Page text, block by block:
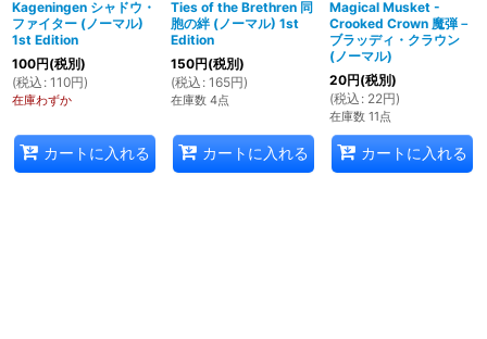
Kageningen シャドウ・
ファイター (ノーマル)
1st Edition
100円(税別)
(税込 : 110円)
在庫わずか
カートに入れる
Ties of the Brethren 同
胞の絆 (ノーマル) 1st
Edition
150円(税別)
(税込 : 165円)
在庫数 4点
カートに入れる
Magical Musket -
Crooked Crown 魔弾－
ブラッディ・クラウン
(ノーマル)
20円(税別)
(税込 : 22円)
在庫数 11点
カートに入れる